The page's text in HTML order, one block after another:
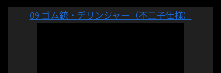
09 ゴム銃・デリンジャー（不二子仕様）